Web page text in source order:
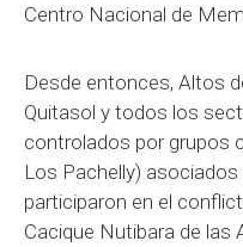
Centro Nacional de
Desde entonces, Altos
Quitasol y todos los
controlados por grupos
Los Pachelly)
participaron en el
Cacique Nutibara de las